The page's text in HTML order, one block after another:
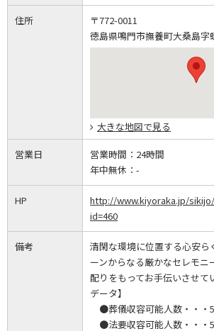
住所
〒772-0011
徳島県鳴門市撫養町大桑島字
大きな地図で見る
営業日 営業時間： 24時間
年中無休： -
HP
http://www.kiyoraka.jp/
id=460
備考
清閑な環境に位置する心安ら
ーンからなる厳かなセレモニ
配りをもってお手伝いさせて
データ】
●葬儀収容可能人数・・・
●法要収容可能人数・・・